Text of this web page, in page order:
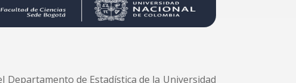
de Estadística de la Universidad